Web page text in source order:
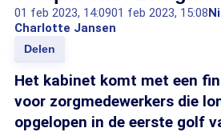
01 feb 2023, 14:0901 feb 2023, 15:08
Charlotte Jansen
Delen
Het kabinet komt met een
voor zorgmedewerkers die
opgelopen in de eerste golf